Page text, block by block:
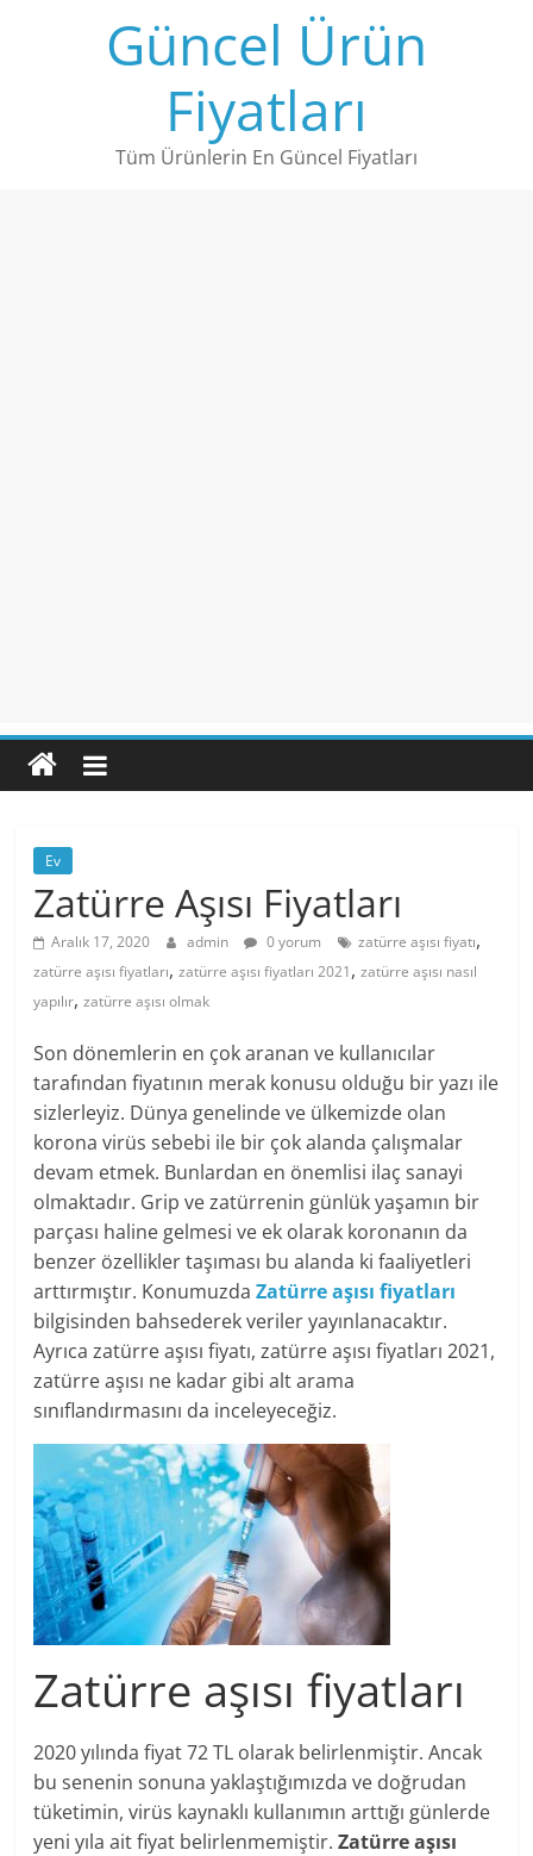
Güncel Ürün
Fiyatları
Tüm Ürünlerin En Güncel Fiyatları
Ev
Zatürre Aşısı Fiyatları
Aralık 17, 2020 admin 0 yorum zatürre aşısı fiyatı,
zatürre aşısı fiyatları,zatürre aşısı fiyatları 2021,zatürre aşısı nasıl
yapılır,zatürre aşısı olmak
Son dönemlerin en çok aranan ve kullanıcılar
tarafından fiyatının merak konusu olduğu bir yazı ile
sizlerleyiz. Dünya genelinde ve ülkemizde olan
korona virüs sebebi ile bir çok alanda çalışmalar
devam etmek. Bunlardan en önemlisi ilaç sanayi
olmaktadır. Grip ve zatürrenin günlük yaşamın bir
parçası haline gelmesi ve ek olarak koronanın da
benzer özellikler taşıması bu alanda ki faaliyetleri
arttırmıştır. KonumuzdaZatürre aşısı fiyatları
bilgisinden bahsederek veriler yayınlanacaktır.
Ayrıca zatürre aşısı fiyatı, zatürre aşısı fiyatları 2021,
zatürre aşısı ne kadar gibi alt arama
sınıflandırmasını da inceleyeceğiz.
Zatürre aşısı fiyatları
2020 yılında fiyat 72 TL olarak belirlenmiştir. Ancak
bu senenin sonuna yaklaştığımızda ve doğrudan
tüketimin, virüs kaynaklı kullanımın arttığı günlerde
yeni yıla ait fiyat belirlenmemiştir.Zatürre aşısı